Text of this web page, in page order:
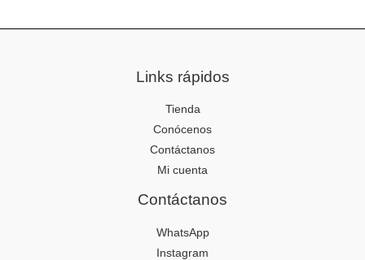
Links rápidos
Tienda
Conócenos
Contáctanos
Mi cuenta
Contáctanos
WhatsApp
Instagram